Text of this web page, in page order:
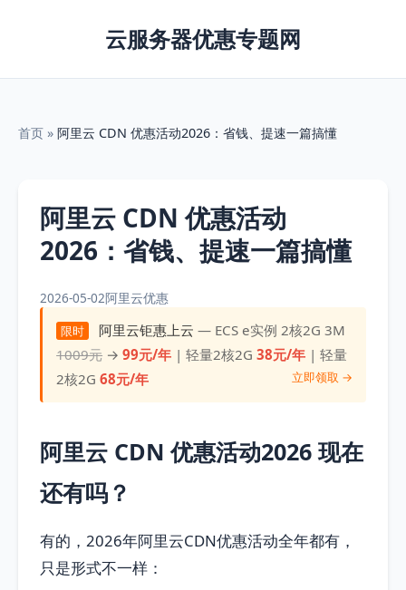
云服务器优惠专题网
首页 » 阿里云 CDN 优惠活动2026：省钱、提速一篇搞懂
阿里云 CDN 优惠活动
2026：省钱、提速一篇搞懂
2026-05-02阿里云优惠
限时 阿里云钜惠上云 — ECS e实例 2核2G 3M
1009元 →99元/年 | 轻量2核2G38元/年 | 轻量
2核2G68元/年 立即领取 →
阿里云 CDN 优惠活动2026 现在
还有吗？
有的，2026年阿里云CDN优惠活动全年都有，
只是形式不一样：